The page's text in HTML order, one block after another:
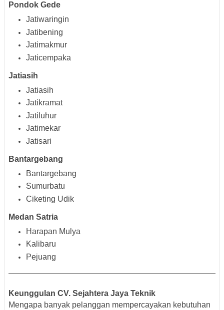
Pondok Gede
Jatiwaringin
Jatibening
Jatimakmur
Jaticempaka
Jatiasih
Jatiasih
Jatikramat
Jatiluhur
Jatimekar
Jatisari
Bantargebang
Bantargebang
Sumurbatu
Ciketing Udik
Medan Satria
Harapan Mulya
Kalibaru
Pejuang
Keunggulan CV. Sejahtera Jaya Teknik
Mengapa banyak pelanggan mempercayakan kebutuhan